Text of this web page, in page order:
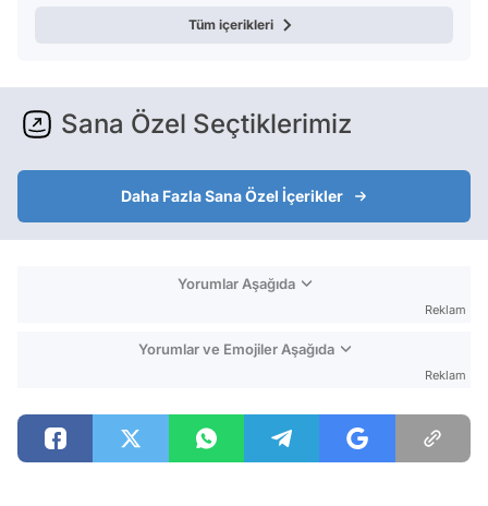
Tüm içerikleri
Sana Özel Seçtiklerimiz
Daha Fazla Sana Özel İçerikler
Yorumlar Aşağıda
Reklam
Yorumlar ve Emojiler Aşağıda
Reklam